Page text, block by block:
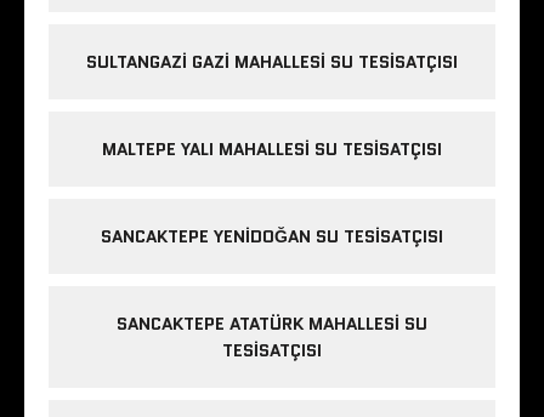
SULTANGAZI GAZI MAHALLESI SU TESISATÇISI
MALTEPE YALI MAHALLESI SU TESISATÇISI
SANCAKTEPE YENIDOĞAN SU TESISATÇISI
SANCAKTEPE ATATÜRK MAHALLESI SU
TESISATÇISI